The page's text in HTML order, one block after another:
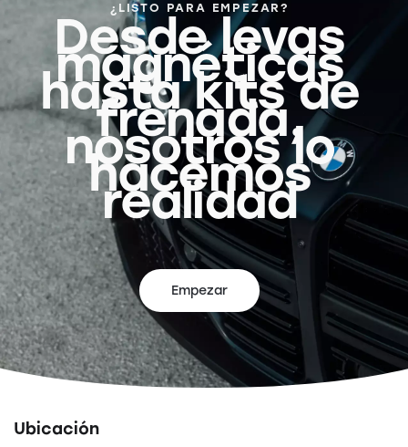
¿LISTO PARA EMPEZAR?
Desde levas
magnéticas
hasta kits de
frenada,
nosotros lo
hacemos
realidad
Empezar
Ubicación